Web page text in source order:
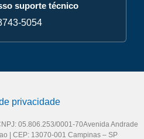
suporte técnico
5054
privacidade
05.806.253/0001-70Avenida Andrade
| CEP: 13070-001 Campinas – SP